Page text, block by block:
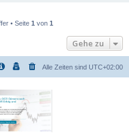
• Seite 1 von 1
Gehe zu
Alle Zeiten sind UTC+02:00